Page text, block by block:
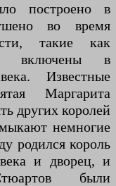
построено в
во время
такие как
включены в
Известные
Маргарита
других королей
немногие
родился король
и дворец, и
были